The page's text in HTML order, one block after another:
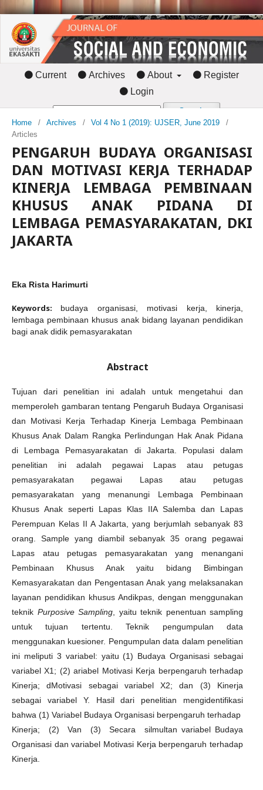
Current Archives About
Register
Login
Search
Home
/ Archives / Vol 4 No 1 (2019): UJSER, June 2019
/
Articles
PENGARUH BUDAYA ORGANISASI
DAN MOTIVASI KERJA TERHADAP
KINERJA LEMBAGA PEMBINAAN
KHUSUS ANAK PIDANA DI
LEMBAGA PEMASYARAKATAN, DKI
JAKARTA
Eka Rista Harimurti
Keywords: budaya organisasi, motivasi kerja, kinerja,
lembaga pembinaan khusus anak bidang layanan pendidikan
bagi anak didik pemasyarakatan
Abstract
Tujuan dari penelitian ini adalah untuk mengetahui dan
memperoleh gambaran tentang Pengaruh Budaya Organisasi
dan Motivasi Kerja Terhadap Kinerja Lembaga Pembinaan
Khusus Anak Dalam Rangka Perlindungan Hak Anak Pidana
di Lembaga Pemasyarakatan di Jakarta. Populasi dalam
penelitian ini adalah pegawai Lapas atau petugas
pemasyarakatan pegawai Lapas atau petugas
pemasyarakatan yang menanungi Lembaga Pembinaan
Khusus Anak seperti Lapas Klas IIA Salemba dan Lapas
Perempuan Kelas II A Jakarta, yang berjumlah sebanyak 83
orang. Sample yang diambil sebanyak 35 orang pegawai
Lapas atau petugas pemasyarakatan yang menangani
Pembinaan Khusus Anak yaitu bidang Bimbingan
Kemasyarakatan dan Pengentasan Anak yang melaksanakan
layanan pendidikan khusus Andikpas, dengan menggunakan
teknik Purposive Sampling , yaitu teknik penentuan sampling
untuk tujuan tertentu. Teknik pengumpulan data
menggunakan kuesioner. Pengumpulan data dalam penelitian
ini meliputi 3 variabel: yaitu (1) Budaya Organisasi sebagai
variabel X1; (2) ariabel Motivasi Kerja berpengaruh terhadap
Kinerja; dMotivasi sebagai variabel X2; dan (3) Kinerja
sebagai variabel Y. Hasil dari penelitian mengidentifikasi
bahwa (1) Variabel Budaya Organisasi berpengaruh terhadap
Kinerja; (2) Van (3) Secara silmultan variabel Budaya
Organisasi dan variabel Motivasi Kerja berpengaruh terhadap
Kinerja.